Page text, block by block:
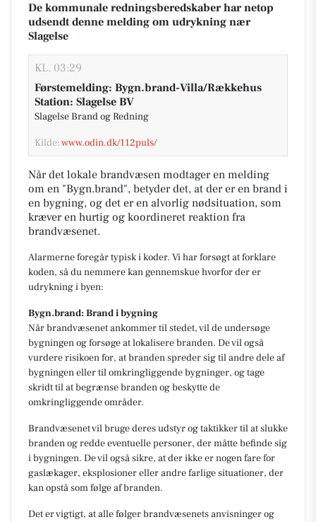
De kommunale redningsberedskaber har netop
udsendt denne melding om udrykning nær
Slagelse
KL. 03:29
Førstemelding: Bygn.brand-Villa/Rækkehus
Station: Slagelse BV
Slagelse Brand og Redning
Kilde:www.odin.dk/112puls/
Når det lokale brandvæsen modtager en melding
om en "Bygn.brand", betyder det, at der er en brand i
en bygning, og det er en alvorlig nødsituation, som
kræver en hurtig og koordineret reaktion fra
brandvæsenet.
Alarmerne foregår typisk i koder. Vi har forsøgt at forklare
koden, så du nemmere kan gennemskue hvorfor der er
udrykning i byen:
Bygn.brand: Brand i bygning
Når brandvæsenet ankommer til stedet, vil de undersøge
bygningen og forsøge at lokalisere branden. De vil også
vurdere risikoen for, at branden spreder sig til andre dele af
bygningen eller til omkringliggende bygninger, og tage
skridt til at begrænse branden og beskytte de
omkringliggende områder.
Brandvæsenet vil bruge deres udstyr og taktikker til at slukke
branden og redde eventuelle personer, der måtte befinde sig
i bygningen. De vil også sikre, at der ikke er nogen fare for
gaslækager, eksplosioner eller andre farlige situationer, der
kan opstå som følge af branden.
Det er vigtigt, at alle følger brandvæsenets anvisninger og